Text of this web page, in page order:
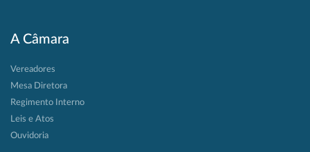
A Câmara
Vereadores
Mesa Diretora
Regimento Interno
Leis e Atos
Ouvidoria